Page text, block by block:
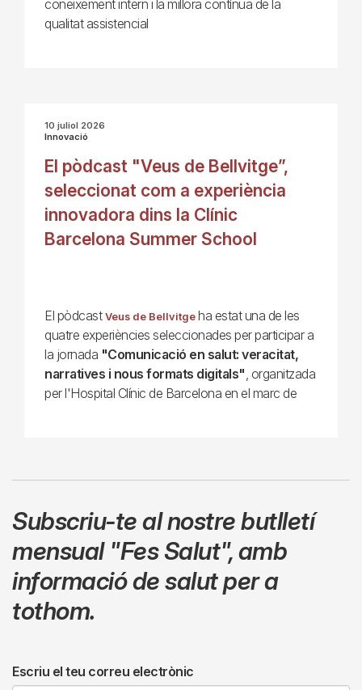
coneixement intern i la millora contínua de la
qualitat assistencial
10 juliol 2026
Innovació
El pòdcast "Veus de Bellvitge”,
seleccionat com a experiència
innovadora dins la Clínic
Barcelona Summer School
El pòdcast Veus de Bellvitgeha estat una de les
quatre experiències seleccionades per participar a
la jornada "Comunicació en salut: veracitat,
narratives i nous formats digitals" , organitzada
per l'Hospital Clínic de Barcelona en el marc de
Subscriu-te al nostre butlletí
mensual "Fes Salut",amb
informació de salut per a
tothom.
Escriu el teu correu electrònic